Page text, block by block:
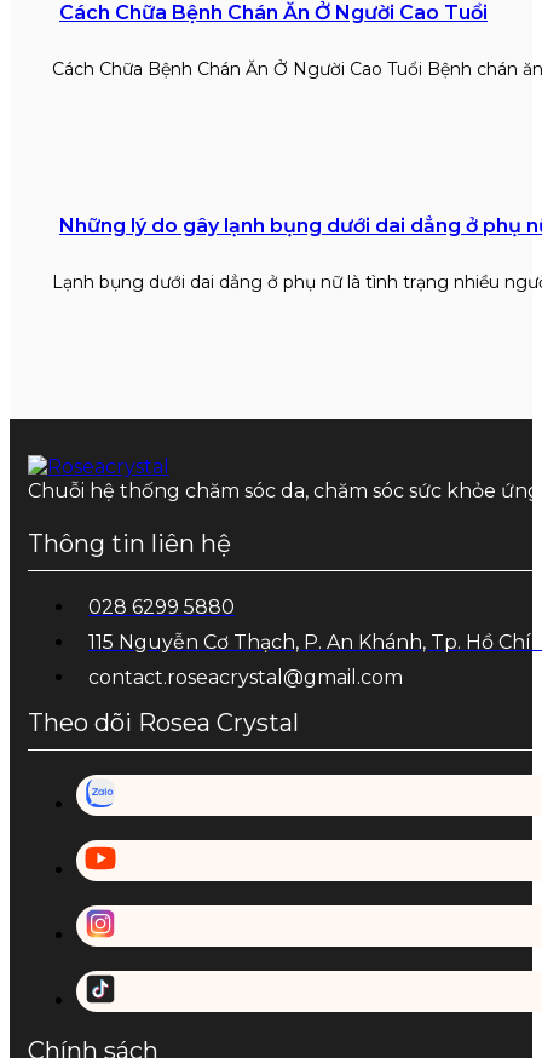
Cách Chữa Bệnh Chán Ăn Ở Người Cao Tuổi
Cách Chữa Bệnh Chán Ăn Ở Người Cao Tuổi Bệnh chán
Những lý do gây lạnh bụng dưới dai dẳng ở phụ
Lạnh bụng dưới dai dẳng ở phụ nữ là tình trạng nhiều
Chuỗi hệ thống chăm sóc da, chăm sóc sức khỏe
Thông tin liên hệ
028 6299 5880
115 Nguyễn Cơ Thạch, P. An Khánh, Tp. Hồ Chí
contact.roseacrystal@gmail.com
Theo dõi Rosea Crystal
Chính sách